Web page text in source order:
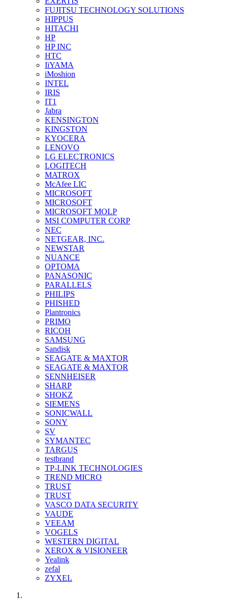
FUJITSU TECHNOLOGY SOLUTIONS
HIPPUS
HITACHI
HP
HP INC
HTC
IiYAMA
iMoshion
INTEL
IRIS
IT1
Jabra
KENSINGTON
KINGSTON
KYOCERA
LENOVO
LG ELECTRONICS
LOGITECH
MATROX
McAfee LIC
MICROSOFT
MICROSOFT
MICROSOFT MOLP
MSI COMPUTER CORP
NEC
NETGEAR, INC.
NEWSTAR
NUANCE
OPTOMA
PANASONIC
PARALLELS
PHILIPS
PHISHED
Plantronics
PRIMO
RICOH
SAMSUNG
Sandisk
SEAGATE & MAXTOR
SEAGATE & MAXTOR
SENNHEISER
SHARP
SHOKZ
SIEMENS
SONICWALL
SONY
SV
SYMANTEC
TARGUS
testbrand
TP-LINK TECHNOLOGIES
TREND MICRO
TRUST
TRUST
VASCO DATA SECURITY
VAUDE
VEEAM
VOGELS
WESTERN DIGITAL
XEROX & VISIONEER
Yealink
zefal
ZYXEL